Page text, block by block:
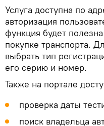
Услуга доступна по
авторизация
функция будет
покупке транспорта.
выбрать тип
его серию и номер.
Также на портале
проверка даты
поиск владельца